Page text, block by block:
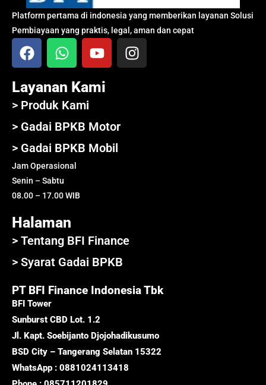
Platform pertama di indonesia yang memberikan layanan Solusi
Pembiayaan yang praktis, legal, aman dan cepat
Layanan Kami
> Produk Kami
> Gadai BPKB Motor
> Gadai BPKB Mobil
Jam Operasional
Senin – Sabtu
08.00 – 17.00 WIB
Halaman
> Tentang BFI Finance
> Syarat Gadai BPKB
PT BFI Finance Indonesia Tbk
BFI Tower
Sunburst CBD Lot. 1.2
Jl. Kapt. Soebijanto Djojohadikusumo
BSD City – Tangerang Selatan 15322
WhatsApp : 0881024113418